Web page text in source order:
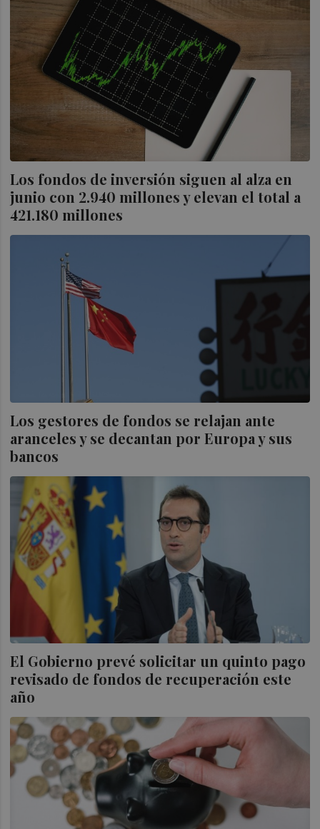
Los fondos de inversión siguen al alza en
junio con 2.940 millones y elevan el total a
421.180 millones
Los gestores de fondos se relajan ante
aranceles y se decantan por Europa y sus
bancos
El Gobierno prevé solicitar un quinto pago
revisado de fondos de recuperación este
año